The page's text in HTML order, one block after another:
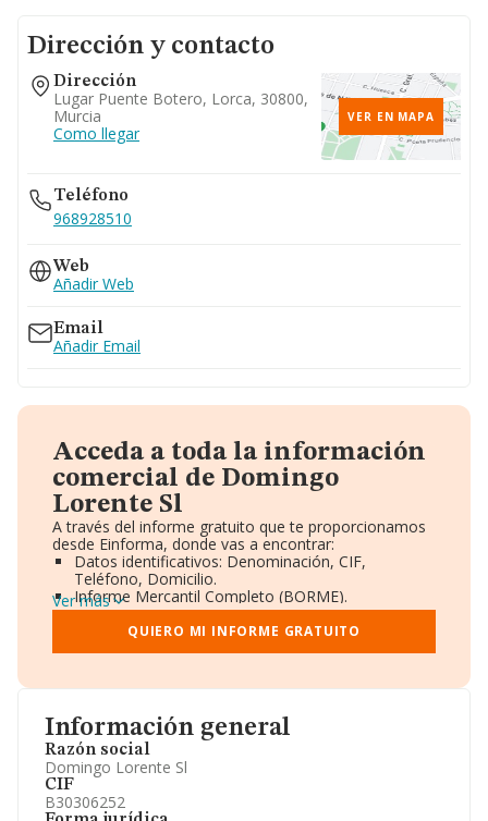
Información general
Razón social
Domingo Lorente Sl
CIF
B30306252
Dirección y contacto
Dirección
Lugar Puente Botero, Lorca, 30800,
Murcia
Como llegar
VER EN MAPA
Teléfono
968928510
Web
Añadir Web
Email
Añadir Email
Acceda a toda la información
comercial de Domingo
Lorente Sl
A través del informe gratuito que te proporcionamos
desde Einforma, donde vas a encontrar:
Datos identificativos: Denominación, CIF,
Teléfono, Domicilio.
Informe Mercantil Completo (BORME).
Gráficos de Evolución Ventas y Empleados.
Consejo de Administración y Administradores.
Directivos y Ejecutivos.
Información oficial y registral complementaria.
Ver más
QUIERO MI INFORME GRATUITO